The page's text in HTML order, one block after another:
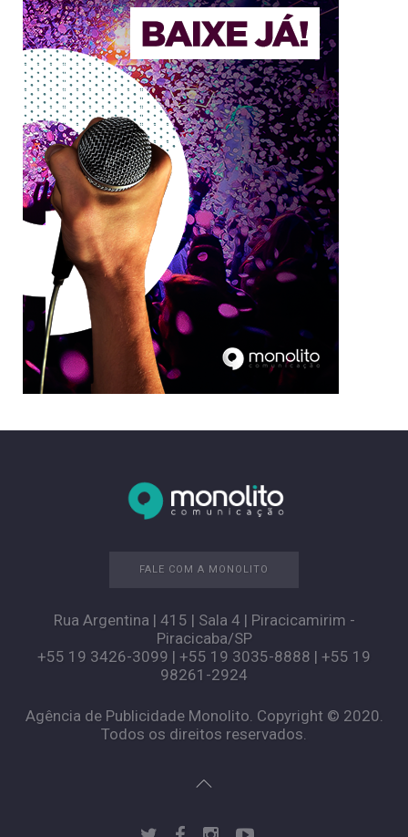
FALE COM A MONOLITO
Rua Argentina | 415 | Sala 4 | Piracicamirim -
Piracicaba/SP
+55 19 3426-3099 | +55 19 3035-8888 | +55 19
98261-2924
Agência de Publicidade Monolito. Copyright © 2020.
Todos os direitos reservados.